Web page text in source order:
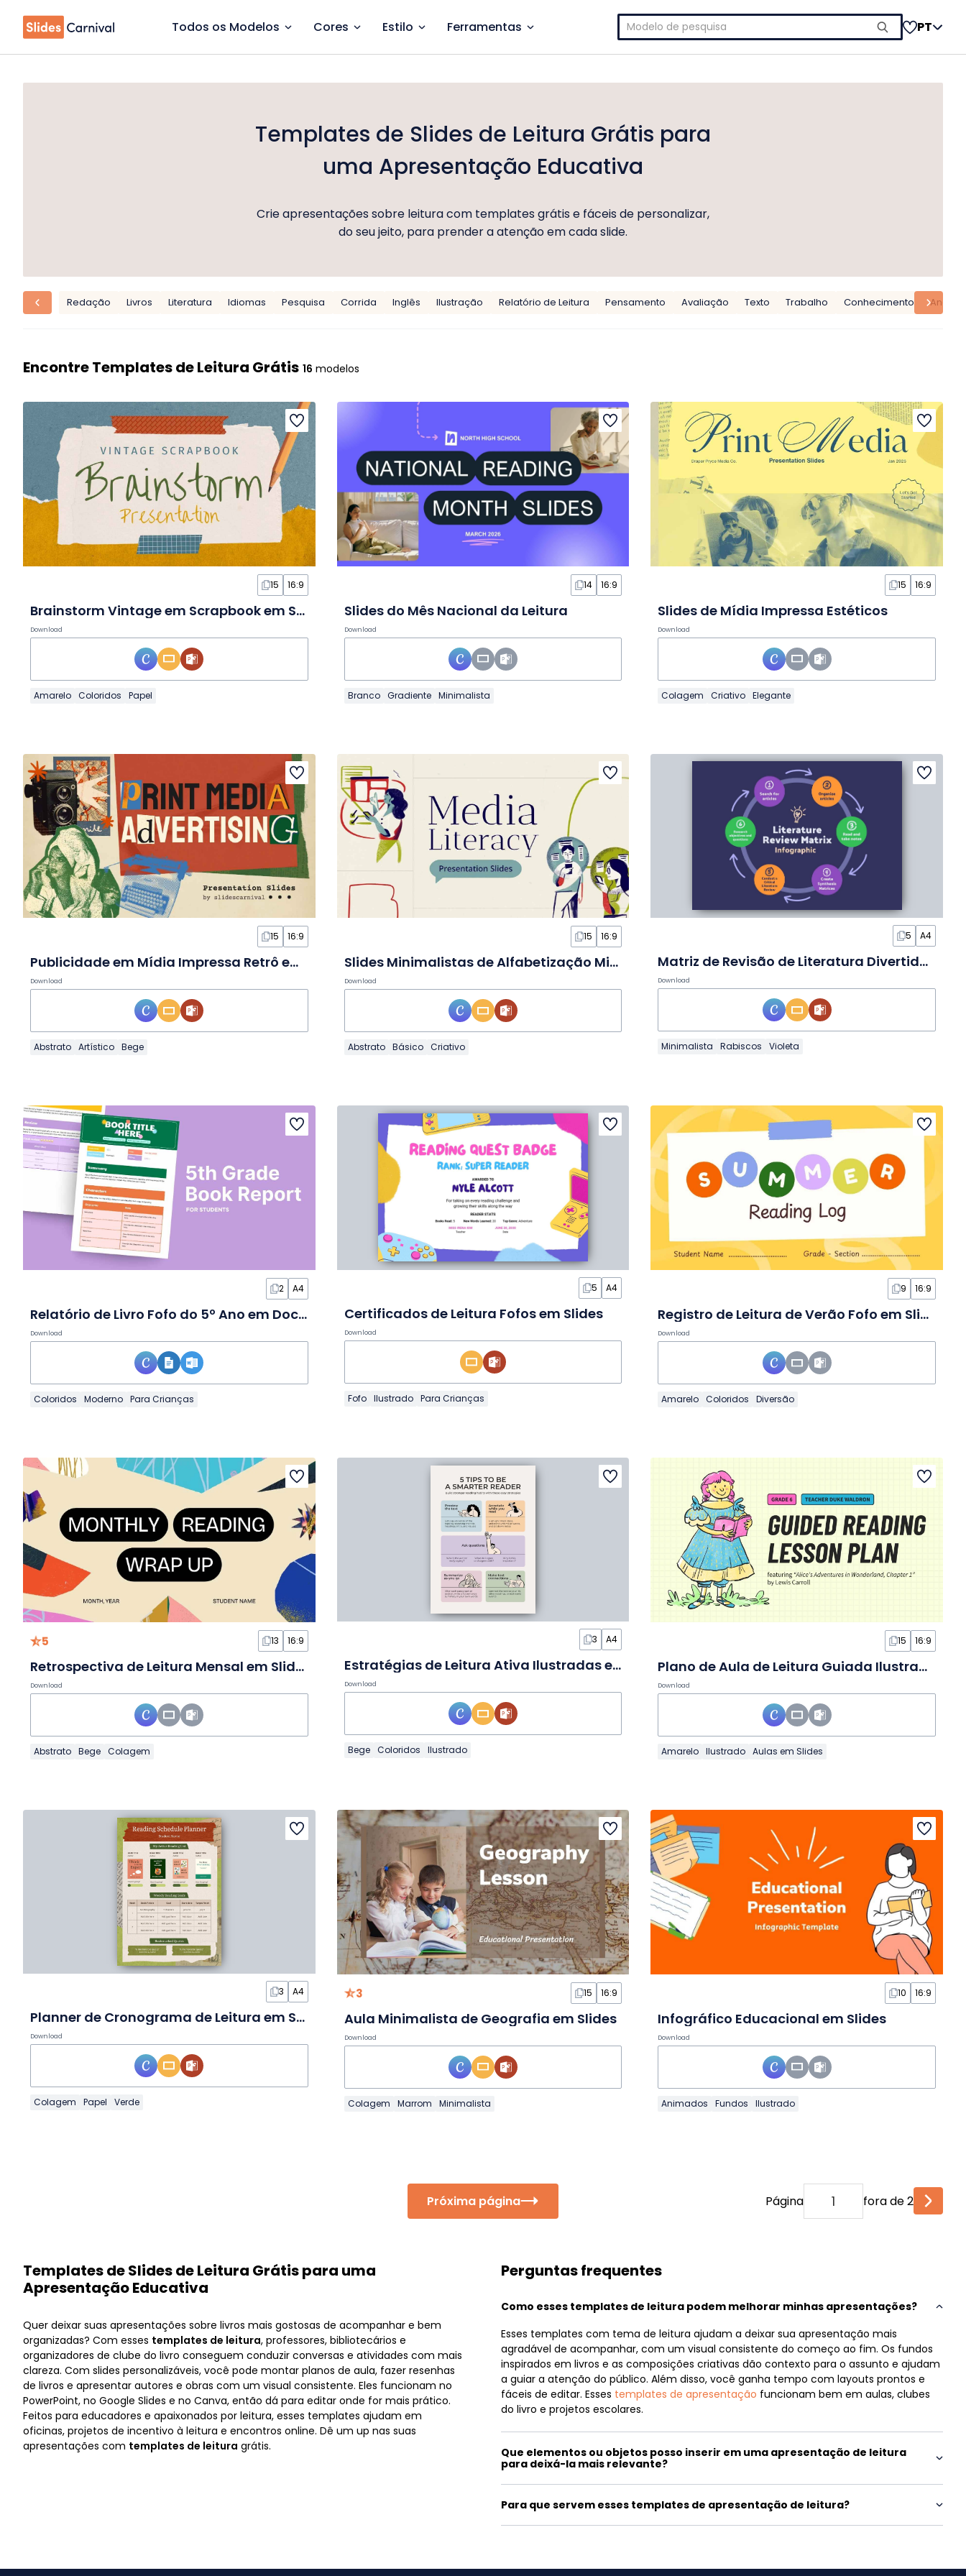
Todos os Modelos Cores Estilo Ferramentas
Pesquisar
por:
PT
Templates de Slides de Leitura Grátis para
uma Apresentação Educativa
Crie apresentações sobre leitura com templates grátis e fáceis de personalizar,
do seu jeito, para prender a atenção em cada slide.
Redação Livros Literatura Idiomas Pesquisa Corrida Inglês Ilustração Relatório de Leitura Pensamento Avaliação Texto Trabalho Conhecimento Análise
Encontre Templates de Leitura Grátis 16 modelos
15 16:9
Brainstorm Vintage em Scrapbook em Slides
Download
Amarelo Coloridos Papel
14 16:9
Slides do Mês Nacional da Leitura
Download
Branco Gradiente Minimalista
15 16:9
Slides de Mídia Impressa Estéticos
Download
Colagem Criativo Elegante
15 16:9
Publicidade em Mídia Impressa Retrô em Slides
Download
Abstrato Artístico Bege
15 16:9
Slides Minimalistas de Alfabetização Midiática
Download
Abstrato Básico Criativo
5 A4
Matriz de Revisão de Literatura Divertida em Infográfico
Download
Minimalista Rabiscos Violeta
2 A4
Relatório de Livro Fofo do 5º Ano em Documento
Download
Coloridos Moderno Para Crianças
5 A4
Certificados de Leitura Fofos em Slides
Download
Fofo Ilustrado Para Crianças
9 16:9
Registro de Leitura de Verão Fofo em Slides
Download
Amarelo Coloridos Diversão
5 13 16:9
Retrospectiva de Leitura Mensal em Slides de Colagem
Download
Abstrato Bege Colagem
3 A4
Estratégias de Leitura Ativa Ilustradas em Infográfico
Download
Bege Coloridos Ilustrado
15 16:9
Plano de Aula de Leitura Guiada Ilustrado em Slides
Download
Amarelo Ilustrado Aulas em Slides
3 A4
Planner de Cronograma de Leitura em Slides
Download
Colagem Papel Verde
3 15 16:9
Aula Minimalista de Geografia em Slides
Download
Colagem Marrom Minimalista
10 16:9
Infográfico Educacional em Slides
Download
Animados Fundos Ilustrado
Próxima página Página fora de 2
Templates de Slides de Leitura Grátis para uma
Apresentação Educativa
Quer deixar suas apresentações sobre livros mais gostosas de acompanhar e bem
organizadas? Com esses templates de leitura, professores, bibliotecários e
organizadores de clube do livro conseguem conduzir conversas e atividades com mais
clareza. Com slides personalizáveis, você pode montar planos de aula, fazer resenhas
de livros e apresentar autores e obras com um visual consistente. Eles funcionam no
PowerPoint, no Google Slides e no Canva, então dá para editar onde for mais prático.
Feitos para educadores e apaixonados por leitura, esses templates ajudam em
oficinas, projetos de incentivo à leitura e encontros online. Dê um up nas suas
apresentações com templates de leitura grátis.
Perguntas frequentes
Como esses templates de leitura podem melhorar minhas apresentações?
Esses templates com tema de leitura ajudam a deixar sua apresentação mais
agradável de acompanhar, com um visual consistente do começo ao fim. Os fundos
inspirados em livros e as composições criativas dão contexto para o assunto e ajudam
a guiar a atenção do público. Além disso, você ganha tempo com layouts prontos e
fáceis de editar. Esses templates de apresentação funcionam bem em aulas, clubes
do livro e projetos escolares.
Que elementos ou objetos posso inserir em uma apresentação de leitura
para deixá-la mais relevante?
Para que servem esses templates de apresentação de leitura?